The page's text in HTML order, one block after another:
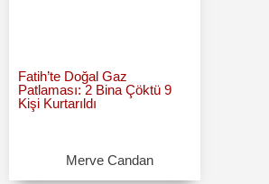
Fatih’te Doğal Gaz
Patlaması: 2 Bina Çöktü 9
Kişi Kurtarıldı
Merve Candan